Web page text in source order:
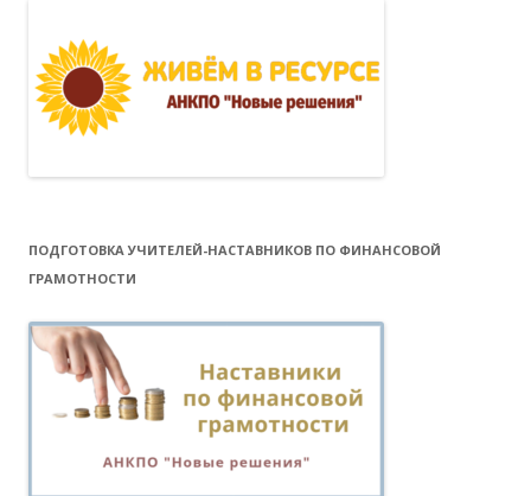
ПОДГОТОВКА УЧИТЕЛЕЙ-НАСТАВНИКОВ ПО ФИНАНСОВОЙ
ГРАМОТНОСТИ